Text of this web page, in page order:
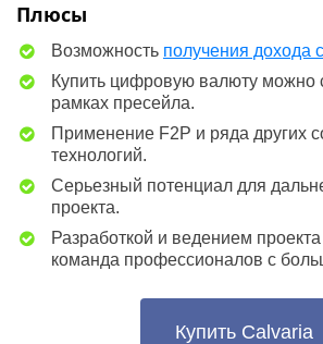
Плюсы
Возможность получения дохода
Купить цифровую валюту можно
рамках пресейла.
Применение F2P и ряда других
технологий.
Серьезный потенциал для
проекта.
Разработкой и ведением
команда профессионалов с
Купить Calvaria